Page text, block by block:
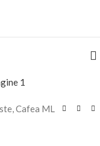
Cafea ML